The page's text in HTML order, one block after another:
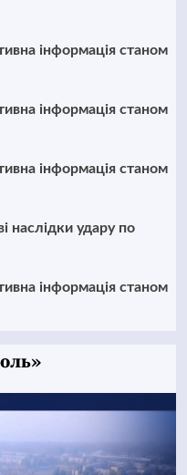
інформація станом
інформація станом
інформація станом
наслідки удару по
інформація станом